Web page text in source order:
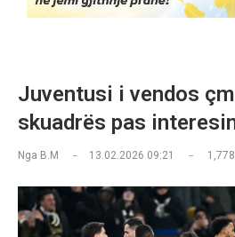
Juventusi i vendos
skuadrës pas
Nga B.M 13.02.2026 09:21 1,778